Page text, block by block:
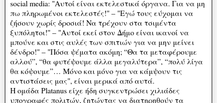
social media: "Αυτοί είναι εκτελεστικά όργανα. Για να μη
πω πληρωμένοι εκτελεστές!" – "Εγώ τους εύχομαι να
ζήσουν χωρίς δροσιά! Να τρέχουν στα τσιμέντα
ξυπόλητοι!" – "Αυτοί εκεί στον Δήμο είναι ικανοί να
μπούνε και στις αυλές των σπιτιών για να μην μείνει
δένδρο!" – "Πόσα ψέματα ακόμη; “Θα τα μεταφέρουμε
αλλού”, “θα φυτέψουμε άλλα μεγαλύτερα”, “πολύ λίγα
θα κόψουμε”… Μόνο και μόνο για να κάμψουν τις
αντιστάσεις μας", είναι μερικά από αυτά.
Η ομάδα Platanus είχε ήδη συγκεντρώσει χιλιάδες
υπογραφές πολιτών, ζητώντας να διατηρηθούν τα